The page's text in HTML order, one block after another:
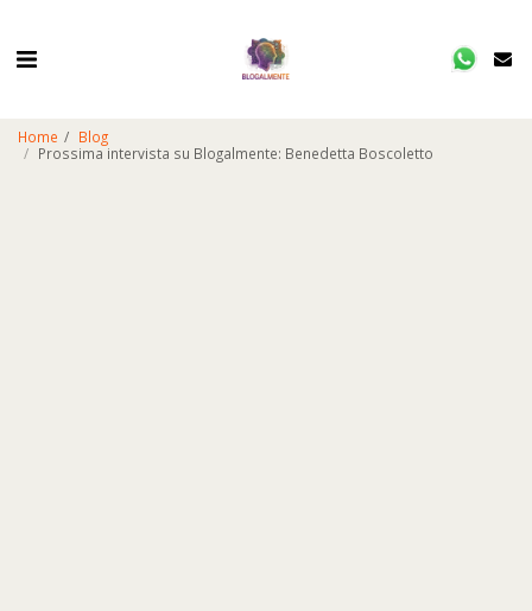
Home
Blog
Prossima intervista su Blogalmente: Benedetta Boscoletto